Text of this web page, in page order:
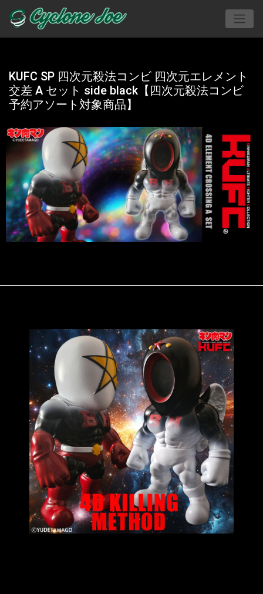
KUFC SP 四次元殺法コンビ 四次元エレメント
交差 A セット side black【四次元殺法コンビ
予約アソート対象商品】